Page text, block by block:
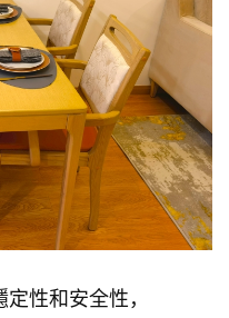
性和安全性，